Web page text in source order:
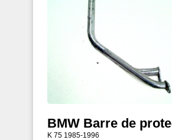
BMW Barre de
K 75 1985-1996